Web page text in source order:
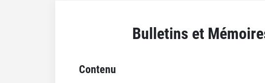
Bulletins et
Contenu